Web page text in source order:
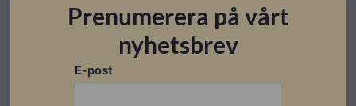
IP54
Frekvens
Prenumerera på vårt
nyhetsbrev
E-post